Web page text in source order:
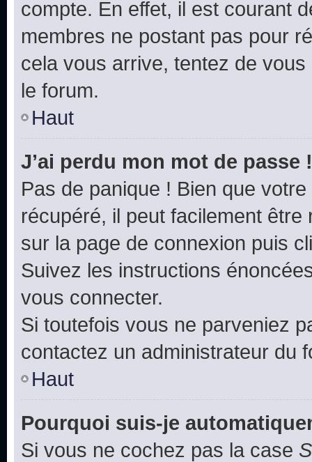
compte. En effet, il est courant
membres ne postant pas pour
cela vous arrive, tentez de
le forum.
Haut
J’ai perdu mon mot de passe !
Pas de panique ! Bien que
récupéré, il peut facilement
sur la page de connexion puis
Suivez les instructions
vous connecter.
Si toutefois vous ne parveniez
contactez un administrateur du
Haut
Pourquoi suis-je
Si vous ne cochez pas la case